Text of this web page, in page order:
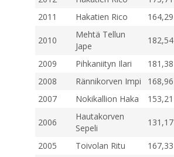
2011
Hakatien Rico 164,29
2010
Mehtä Tellun
Jape
182,54
2009 Pihkaniityn Ilari
181,38
2008
Rännikorven Impi
168,96
2007
Nokikallion Haka 153,21
2006
Hautakorven
Sepeli
131,17
2005 Toivolan Ritu
167,33